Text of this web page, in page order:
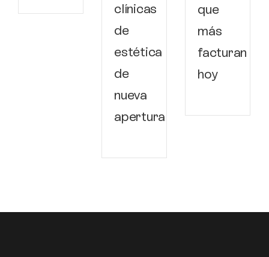
clínicas
de
estética
de
nueva
apertura
que
más
facturan
hoy